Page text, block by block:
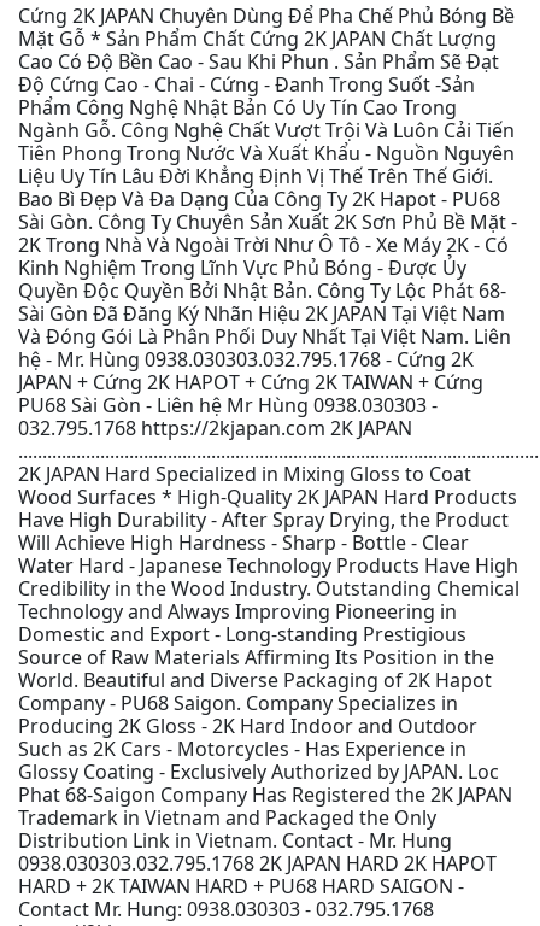
Cứng 2K JAPAN Chuyên Dùng Để Pha Chế Phủ Bóng Bề
Mặt Gỗ * Sản Phẩm Chất Cứng 2K JAPAN Chất Lượng
Cao Có Độ Bền Cao - Sau Khi Phun . Sản Phẩm Sẽ Đạt
Độ Cứng Cao - Chai - Cứng - Đanh Trong Suốt -Sản
Phẩm Công Nghệ Nhật Bản Có Uy Tín Cao Trong
Ngành Gỗ. Công Nghệ Chất Vượt Trội Và Luôn Cải Tiến
Tiên Phong Trong Nước Và Xuất Khẩu - Nguồn Nguyên
Liệu Uy Tín Lâu Đời Khẳng Định Vị Thế Trên Thế Giới.
Bao Bì Đẹp Và Đa Dạng Của Công Ty 2K Hapot - PU68
Sài Gòn. Công Ty Chuyên Sản Xuất 2K Sơn Phủ Bề Mặt -
2K Trong Nhà Và Ngoài Trời Như Ô Tô - Xe Máy 2K - Có
Kinh Nghiệm Trong Lĩnh Vực Phủ Bóng - Được Ủy
Quyền Độc Quyền Bởi Nhật Bản. Công Ty Lộc Phát 68-
Sài Gòn Đã Đăng Ký Nhãn Hiệu 2K JAPAN Tại Việt Nam
Và Đóng Gói Là Phân Phối Duy Nhất Tại Việt Nam. Liên
hệ - Mr. Hùng 0938.030303.032.795.1768 - Cứng 2K
JAPAN + Cứng 2K HAPOT + Cứng 2K TAIWAN + Cứng
PU68 Sài Gòn - Liên hệ Mr Hùng 0938.030303 -
032.795.1768 https://2kjapan.com 2K JAPAN
2K JAPAN Hard Specialized in Mixing Gloss to Coat
Wood Surfaces * High-Quality 2K JAPAN Hard Products
Have High Durability - After Spray Drying, the Product
Will Achieve High Hardness - Sharp - Bottle - Clear
Water Hard - Japanese Technology Products Have High
Credibility in the Wood Industry. Outstanding Chemical
Technology and Always Improving Pioneering in
Domestic and Export - Long-standing Prestigious
Source of Raw Materials Affirming Its Position in the
World. Beautiful and Diverse Packaging of 2K Hapot
Company - PU68 Saigon. Company Specializes in
Producing 2K Gloss - 2K Hard Indoor and Outdoor
Such as 2K Cars - Motorcycles - Has Experience in
Glossy Coating - Exclusively Authorized by JAPAN. Loc
Phat 68-Saigon Company Has Registered the 2K JAPAN
Trademark in Vietnam and Packaged the Only
Distribution Link in Vietnam. Contact - Mr. Hung
0938.030303.032.795.1768 2K JAPAN HARD 2K HAPOT
HARD + 2K TAIWAN HARD + PU68 HARD SAIGON -
Contact Mr. Hung: 0938.030303 - 032.795.1768